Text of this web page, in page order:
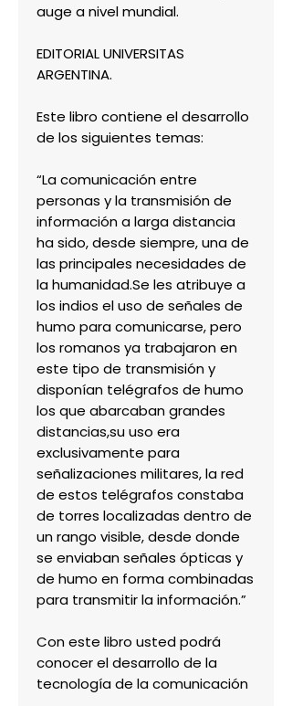
auge a nivel mundial.
EDITORIAL UNIVERSITAS
ARGENTINA.
Este libro contiene el desarrollo
de los siguientes temas:
“La comunicación entre
personas y la transmisión de
información a larga distancia
ha sido, desde siempre, una de
las principales necesidades de
la humanidad.Se les atribuye a
los indios el uso de señales de
humo para comunicarse, pero
los romanos ya trabajaron en
este tipo de transmisión y
disponían telégrafos de humo
los que abarcaban grandes
distancias,su uso era
exclusivamente para
señalizaciones militares, la red
de estos telégrafos constaba
de torres localizadas dentro de
un rango visible, desde donde
se enviaban señales ópticas y
de humo en forma combinadas
para transmitir la información.”
Con este libro usted podrá
conocer el desarrollo de la
tecnología de la comunicación